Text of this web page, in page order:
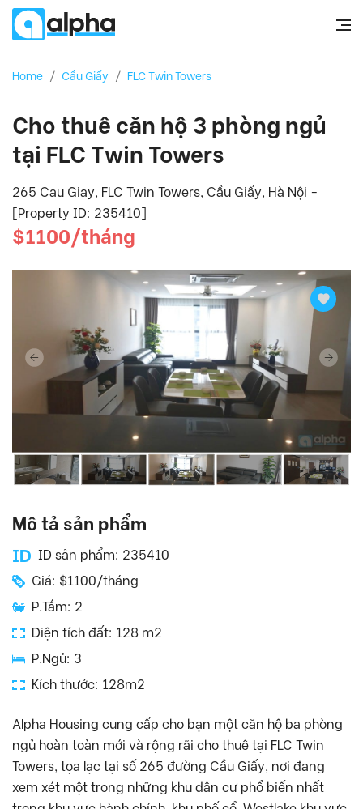
Home / Cầu Giấy / FLC Twin Towers
Cho thuê căn hộ 3 phòng ngủ
tại FLC Twin Towers
265 Cau Giay, FLC Twin Towers, Cầu Giấy, Hà Nội -
[Property ID: 235410]
$1100/tháng
Mô tả sản phẩm
ID sản phẩm: 235410
Giá: $1100/tháng
P.Tắm: 2
Diện tích đất: 128 m2
P.Ngủ: 3
Kích thước: 128m2
Alpha Housing cung cấp cho bạn một căn hộ ba phòng
ngủ hoàn toàn mới và rộng rãi cho thuê tại FLC Twin
Towers, tọa lạc tại số 265 đường Cầu Giấy, nơi đang
xem xét một trong những khu dân cư phổ biến nhất